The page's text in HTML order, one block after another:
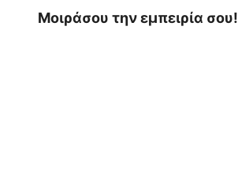
Μοιράσου την εμπειρία σου!